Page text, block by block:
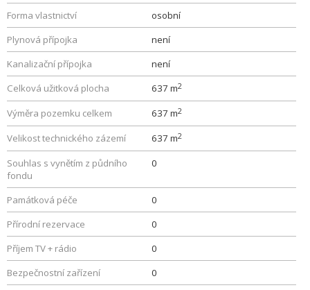
Forma vlastnictví
osobní
Plynová přípojka
není
Kanalizační přípojka
není
Celková užitková plocha
637 m2
Výměra pozemku celkem 637 m2
Velikost technického zázemí 637 m2
Souhlas s vynětím z půdního
fondu
0
Památková péče
0
Přírodní rezervace
0
Příjem TV + rádio
0
Bezpečnostní zařízení
0